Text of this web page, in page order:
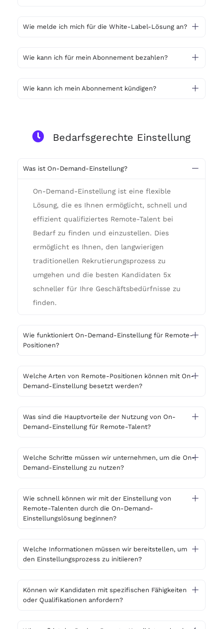
Wie melde ich mich für die White-Label-Lösung an?
Wie kann ich für mein Abonnement bezahlen?
Wie kann ich mein Abonnement kündigen?
Bedarfsgerechte Einstellung
Was ist On-Demand-Einstellung?
On-Demand-Einstellung ist eine flexible
Lösung, die es Ihnen ermöglicht, schnell und
effizient qualifiziertes Remote-Talent bei
Bedarf zu finden und einzustellen. Dies
ermöglicht es Ihnen, den langwierigen
traditionellen Rekrutierungsprozess zu
umgehen und die besten Kandidaten 5x
schneller für Ihre Geschäftsbedürfnisse zu
finden.
Wie funktioniert On-Demand-Einstellung für Remote-
Positionen?
Welche Arten von Remote-Positionen können mit On-
Demand-Einstellung besetzt werden?
Was sind die Hauptvorteile der Nutzung von On-
Demand-Einstellung für Remote-Talent?
Welche Schritte müssen wir unternehmen, um die On-
Demand-Einstellung zu nutzen?
Wie schnell können wir mit der Einstellung von
Remote-Talenten durch die On-Demand-
Einstellungslösung beginnen?
Welche Informationen müssen wir bereitstellen, um
den Einstellungsprozess zu initiieren?
Können wir Kandidaten mit spezifischen Fähigkeiten
oder Qualifikationen anfordern?